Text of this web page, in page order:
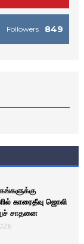
849
Followers
காரைதீவு ஜொலி
சாதனை